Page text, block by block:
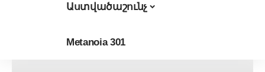
Աստվածաշունչ
Metanoia 301